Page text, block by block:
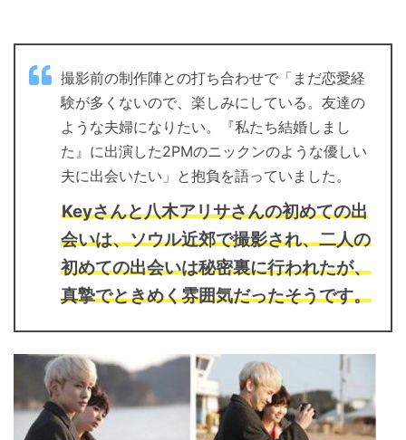
撮影前の制作陣との打ち合わせで「まだ恋愛経
験が多くないので、楽しみにしている。友達の
ような夫婦になりたい。『私たち結婚しまし
た』に出演した2PMのニックンのような優しい
夫に出会いたい」と抱負を語っていました。
Keyさんと八木アリサさんの初めての出
会いは、ソウル近郊で撮影され、二人の
初めての出会いは秘密裏に行われたが、
真摯でときめく雰囲気だったそうです。